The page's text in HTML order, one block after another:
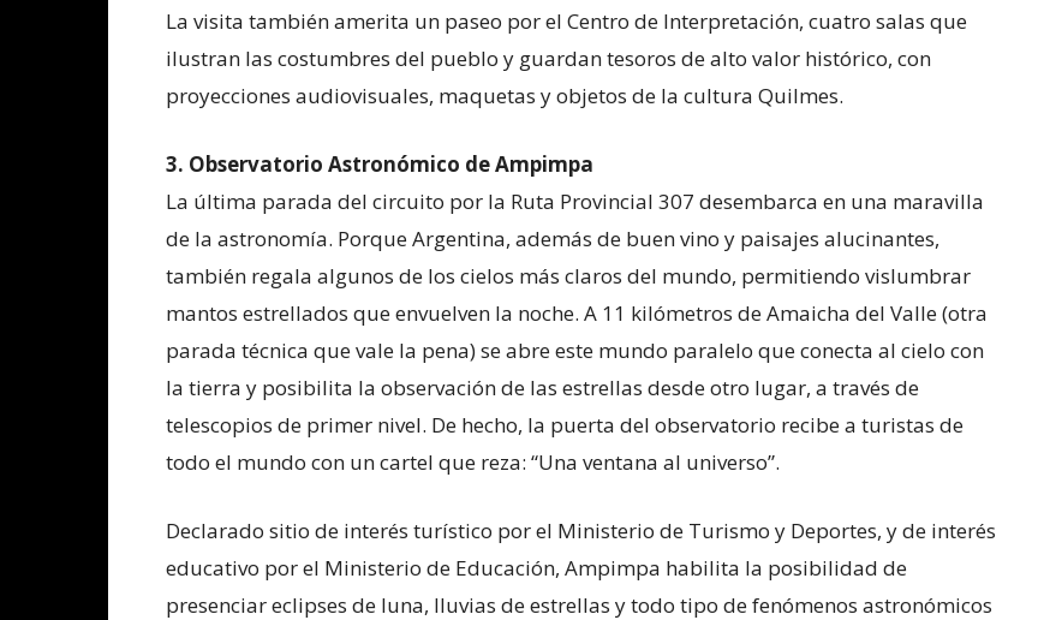
La visita también amerita un paseo por el Centro de Interpretación, cuatro salas que
ilustran las costumbres del pueblo y guardan tesoros de alto valor histórico, con
proyecciones audiovisuales, maquetas y objetos de la cultura Quilmes.
3. Observatorio Astronómico de Ampimpa
La última parada del circuito por la Ruta Provincial 307 desembarca en una maravilla
de la astronomía. Porque Argentina, además de buen vino y paisajes alucinantes,
también regala algunos de los cielos más claros del mundo, permitiendo vislumbrar
mantos estrellados que envuelven la noche. A 11 kilómetros de Amaicha del Valle (otra
parada técnica que vale la pena) se abre este mundo paralelo que conecta al cielo con
la tierra y posibilita la observación de las estrellas desde otro lugar, a través de
telescopios de primer nivel. De hecho, la puerta del observatorio recibe a turistas de
todo el mundo con un cartel que reza: “Una ventana al universo”.
Declarado sitio de interés turístico por el Ministerio de Turismo y Deportes, y de interés
educativo por el Ministerio de Educación, Ampimpa habilita la posibilidad de
presenciar eclipses de luna, lluvias de estrellas y todo tipo de fenómenos astronómicos